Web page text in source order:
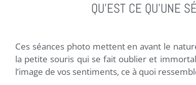
QU'EST CE QU'UNE
Ces séances photo mettent en avant le
la petite souris qui se fait oublier et
l’image de vos sentiments, ce à quoi